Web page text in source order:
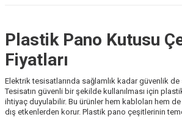
Plastik Pano Kutusu
Fiyatları
Elektrik tesisatlarında sağlamlık kadar güvenlik
Tesisatın güvenli bir şekilde kullanılması için
ihtiyaç duyulabilir. Bu ürünler hem kabloları hem de
dış etkenlerden korur. Plastik pano çeşitlerinin